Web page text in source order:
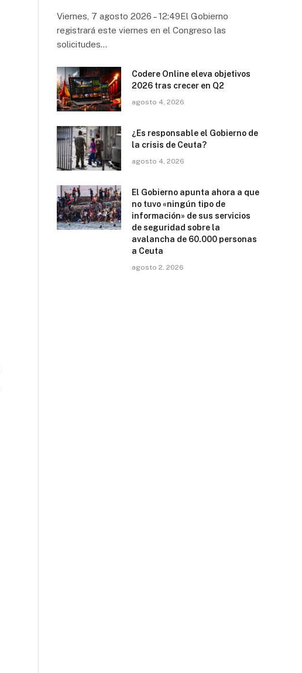
Viernes, 7 agosto 2026 – 12:49El Gobierno
registrará este viernes en el Congreso las
solicitudes…
Codere Online eleva objetivos
2026 tras crecer en Q2
agosto 4, 2026
¿Es responsable el Gobierno de
la crisis de Ceuta?
agosto 4, 2026
El Gobierno apunta ahora a que
no tuvo «ningún tipo de
información» de sus servicios
de seguridad sobre la
avalancha de 60.000 personas
a Ceuta
agosto 2, 2026